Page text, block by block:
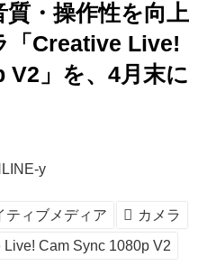
質・操作性を向上
「Creative Live!
V2」を、4月末に
y
ティブメディア
カメラ
Live! Cam Sync 1080p V2